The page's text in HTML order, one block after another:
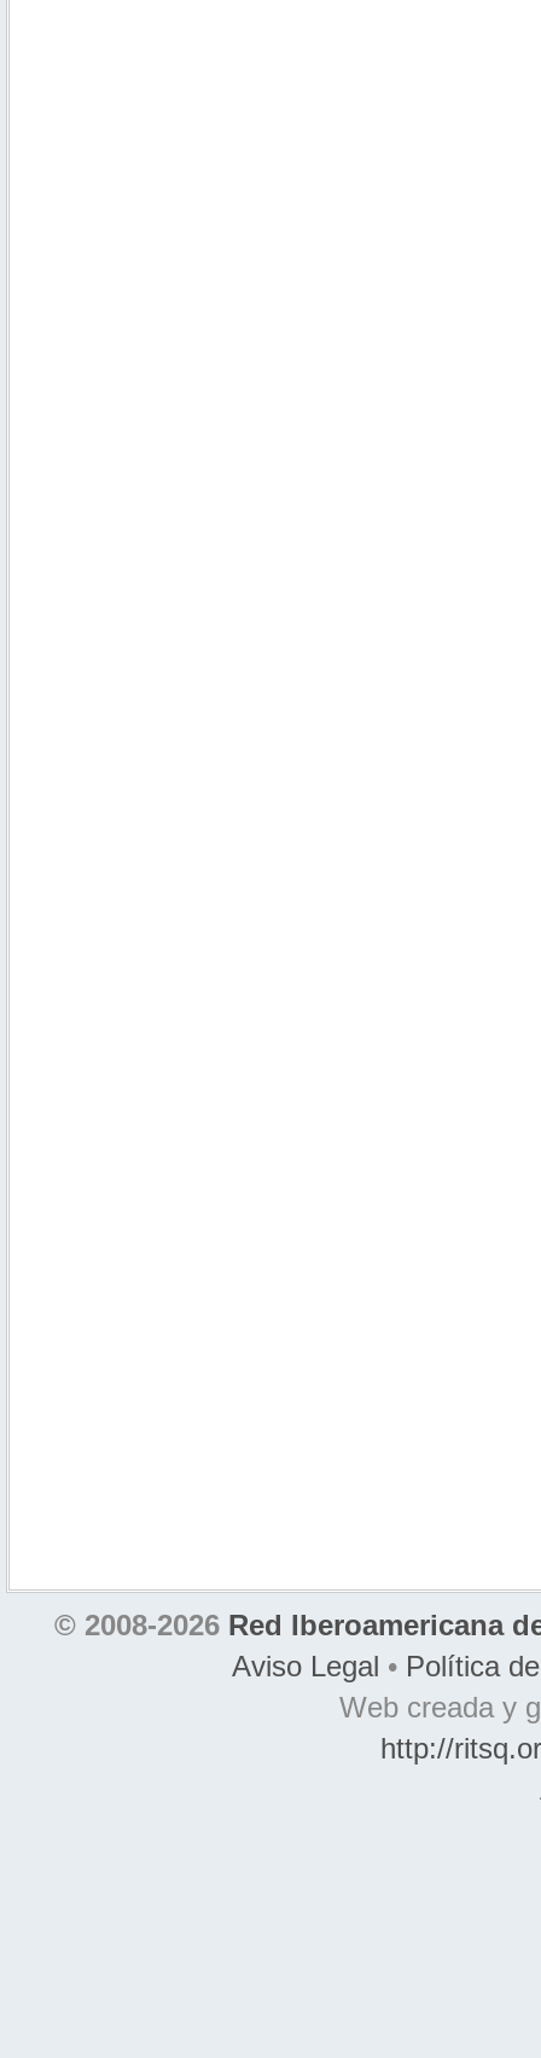
© 2008-2026 Red Iberoamericana
Aviso Legal • Política
Web creada y
http://